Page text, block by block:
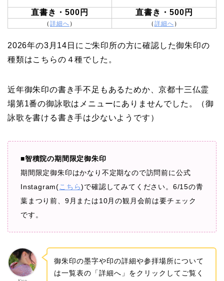
直書き・500円 直書き・500円
（ 詳細へ ） （ 詳細へ ）
2026年の3月14日にご朱印所の方に確認した御朱印の
種類はこちらの４種でした。
近年御朱印の書き手不足もあるためか、京都十三仏霊
場第1番の御詠歌はメニューにありませんでした。（御
詠歌を書ける書き手は少ないようです）
■智積院の期間限定御朱印
期間限定御朱印はかなり不定期なので訪問前に公式
Instagram(こちら)で確認してみてください。6/15の青
葉まつり前、9月または10月の観月会前は要チェック
です。
御朱印の墨字や印の詳細や参拝場所について
は一覧表の「詳細へ」をクリックしてご覧く